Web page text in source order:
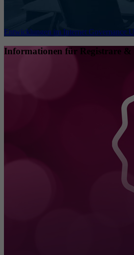
Entwicklungen im Internet Governance
Informationen für Registrare &